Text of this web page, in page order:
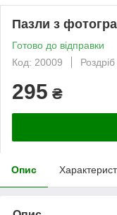
Пазли з
Готово до відправки
Код: 20009
Роздріб
295 ₴
Опис